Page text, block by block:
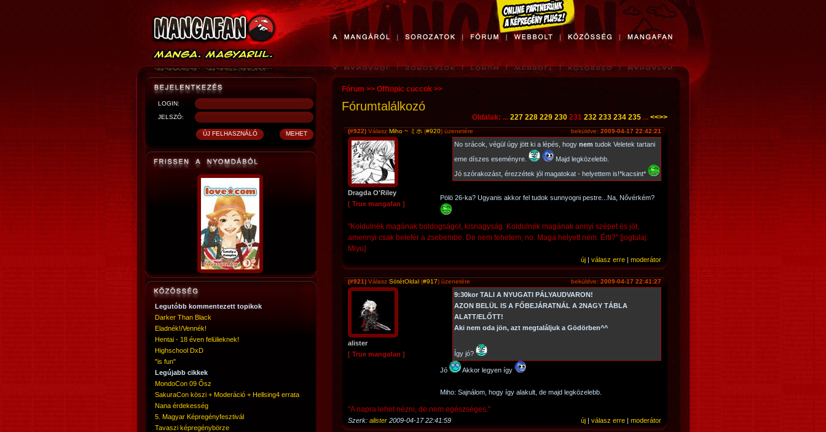
LOGIN:
JELSZÓ:
Legutóbb kommentezett topikok
Darker Than Black
Eladnék!/Vennék!
Hentai - 18 éven felülieknek!
Highschool DxD
"is fun"
Legújabb cikkek
MondoCon 09 Ősz
SakuraCon köszi + Moderáció + Hellsing4 errata
Nana érdekesség
5. Magyar Képregényfesztivál
Tavaszi képregénybörze
Fórum >> Offtopic cuccok >>
Fórumtalálkozó
Oldalak: ... 227 228 229 230 231 232 233 234 235 ... <<>>
beküldve: 2009-04-17 22:42:21
(#922) Válasz Miho ~ ミホ (#920) üzenetére
Dragda O'Riley
[ True mangafan ]
No srácok, végül úgy jött ki a lépés, hogy nem tudok Veletek tartani
eme díszes eseményre.
Majd legközelebb.
Jó szórakozást, érezzétek jól magatokat - helyettem is!*kacsint*
Pölö 26-ka? Ugyanis akkor fel tudok sunnyogni pestre...Na, Nővérkém?
"Koldulnék magának boldogságot, kisnagyság. Koldulnék magának annyi szépet és jót,
amennyi csak belefér a zsebembe. De nem tehetem, no. Maga helyett nem. Érti?" [jogtulaj:
Miyu]
új | válasz erre | moderátor
beküldve: 2009-04-17 22:41:27
(#921) Válasz SötétOldal (#917) üzenetére
alister
[ True mangafan ]
9:30kor TALI A NYUGATI PÁLYAUDVARON!
AZON BELÜL IS A FŐBEJÁRATNÁL A 2NAGY TÁBLA
ALATT/ELŐTT!
Aki nem oda jön, azt megtaláljuk a Gödörben^^
Így jó?
Jó Akkor legyen így
Miho: Sajnálom, hogy így alakult, de majd legközelebb.
"A napra lehet nézni, de nem egészséges."
új | válasz erre | moderátor
Szerk: alister 2009-04-17 22:41:59